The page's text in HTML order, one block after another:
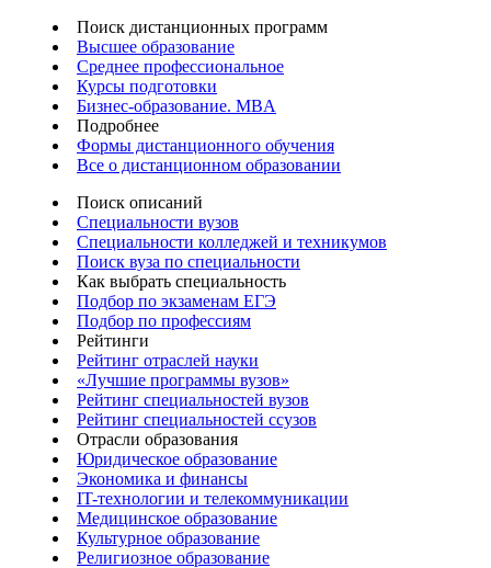
Поиск дистанционных программ
Высшее образование
Среднее профессиональное
Курсы подготовки
Бизнес-образование. MBA
Подробнее
Формы дистанционного обучения
Все о дистанционном образовании
Поиск описаний
Специальности вузов
Специальности колледжей и техникумов
Поиск вуза по специальности
Как выбрать специальность
Подбор по экзаменам ЕГЭ
Подбор по профессиям
Рейтинги
Рейтинг отраслей науки
«Лучшие программы вузов»
Рейтинг специальностей вузов
Рейтинг специальностей ссузов
Отрасли образования
Юридическое образование
Экономика и финансы
IT-технологии и телекоммуникации
Медицинское образование
Культурное образование
Религиозное образование